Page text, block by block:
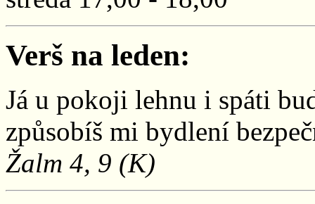
Verš na leden:
Já u pokoji lehnu i spáti
způsobíš mi bydlení
Žalm 4, 9 (K)